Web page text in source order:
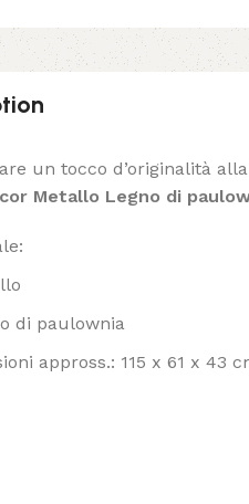
un tocco d’originalità
Metallo Legno di
di paulownia
appross.: 115 x 61 x 43